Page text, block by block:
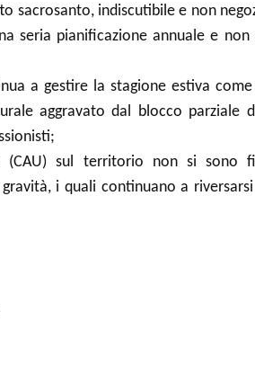
sacrosanto, indiscutibile e non
seria pianificazione annuale e
a gestire la stagione estiva
aggravato dal blocco parziale
(CAU) sul territorio non si sono
i quali continuano a